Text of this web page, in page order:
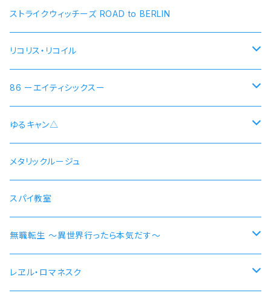
ストライクウィッチーズ ROAD to BERLIN
リコリス・リコイル
錦木千束 DA 1st モデル 腕時計 本数限定商品
井ノ上たきな DA 2nd モデル 腕時計 本数限定商品
86 ーエイティシックスー
シン 連邦国ver モデル
シン 共和国ver モデル
ヴラディレーナ・ミリーゼ モデル
ゆるキャン△
野クルver
志摩リン
各務原なでしこ
乗物シリーズ
なでしこ 自転車
桜 自動車
メタリックルージュ
スパイ教室
無職転生 〜異世界行ったら本気だす〜
【エリス・ボレアス・グレイラット】腕時計 本数限定商品
レヱル・ロマネスク